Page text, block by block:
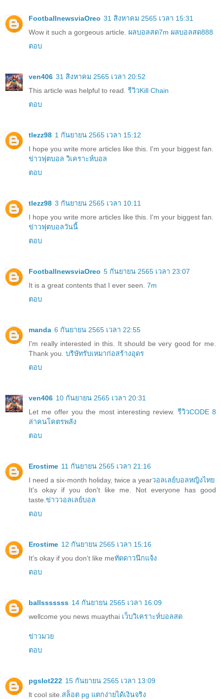
FootballnewsviaOreo 31 สิงหาคม 2565 เวลา 15:31
Wow it such a gorgeous article. ผลบอลสด7m ผลบอลสด888
ตอบ
ven406 31 สิงหาคม 2565 เวลา 20:52
This article was helpful to read. รีวิวKill Chain
ตอบ
tlezz98 1 กันยายน 2565 เวลา 15:12
I hope you write more articles like this. I'm your biggest fan.
ข่าวฟุตบอล วิเคราะห์บอล
ตอบ
tlezz98 3 กันยายน 2565 เวลา 10:11
I hope you write more articles like this. I'm your biggest fan.
ข่าวฟุตบอลวันนี้
ตอบ
FootballnewsviaOreo 5 กันยายน 2565 เวลา 23:07
It is a great contents that I ever seen. 7m
ตอบ
manda 6 กันยายน 2565 เวลา 22:55
I'm really interested in this. It should be very good for me.
Thank you. บริษัทรับเหมาก่อสร้างอุดร
ตอบ
ven406 10 กันยายน 2565 เวลา 20:31
Let me offer you the most interesting review. รีวิวCODE 8
ล่าคนโคตรพลัง
ตอบ
Erostime 11 กันยายน 2565 เวลา 21:16
I need a six-month holiday, twice a yearวอลเลย์บอลหญิงไทย
It's okay if you don't like me. Not everyone has good
taste. ข่าววอลเลย์บอล
ตอบ
Erostime 12 กันยายน 2565 เวลา 15:16
It's okay if you don't like meทัดดาวนึกแจ้ง
ตอบ
ballsssssss 14 กันยายน 2565 เวลา 16:09
wellcome you news muaythai เว็บวิเคราะห์บอลสด
ข่าวมวย
ตอบ
pgslot222 15 กันยายน 2565 เวลา 13:09
lt cool site. สล็อต pg แตกง่ายได้เงินจริง